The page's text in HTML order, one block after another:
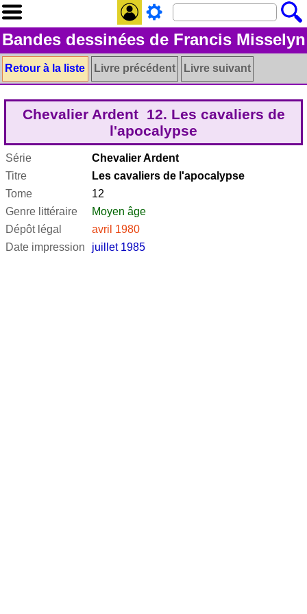
Bandes dessinées de Francis Misselyn
Retour à la liste Livre précédent Livre suivant
Chevalier Ardent 12. Les cavaliers de
l'apocalypse
Série
Chevalier Ardent
Titre
Les cavaliers de l'apocalypse
Tome
12
Genre littéraire
Moyen âge
Dépôt légal
avril 1980
Date impression
juillet 1985